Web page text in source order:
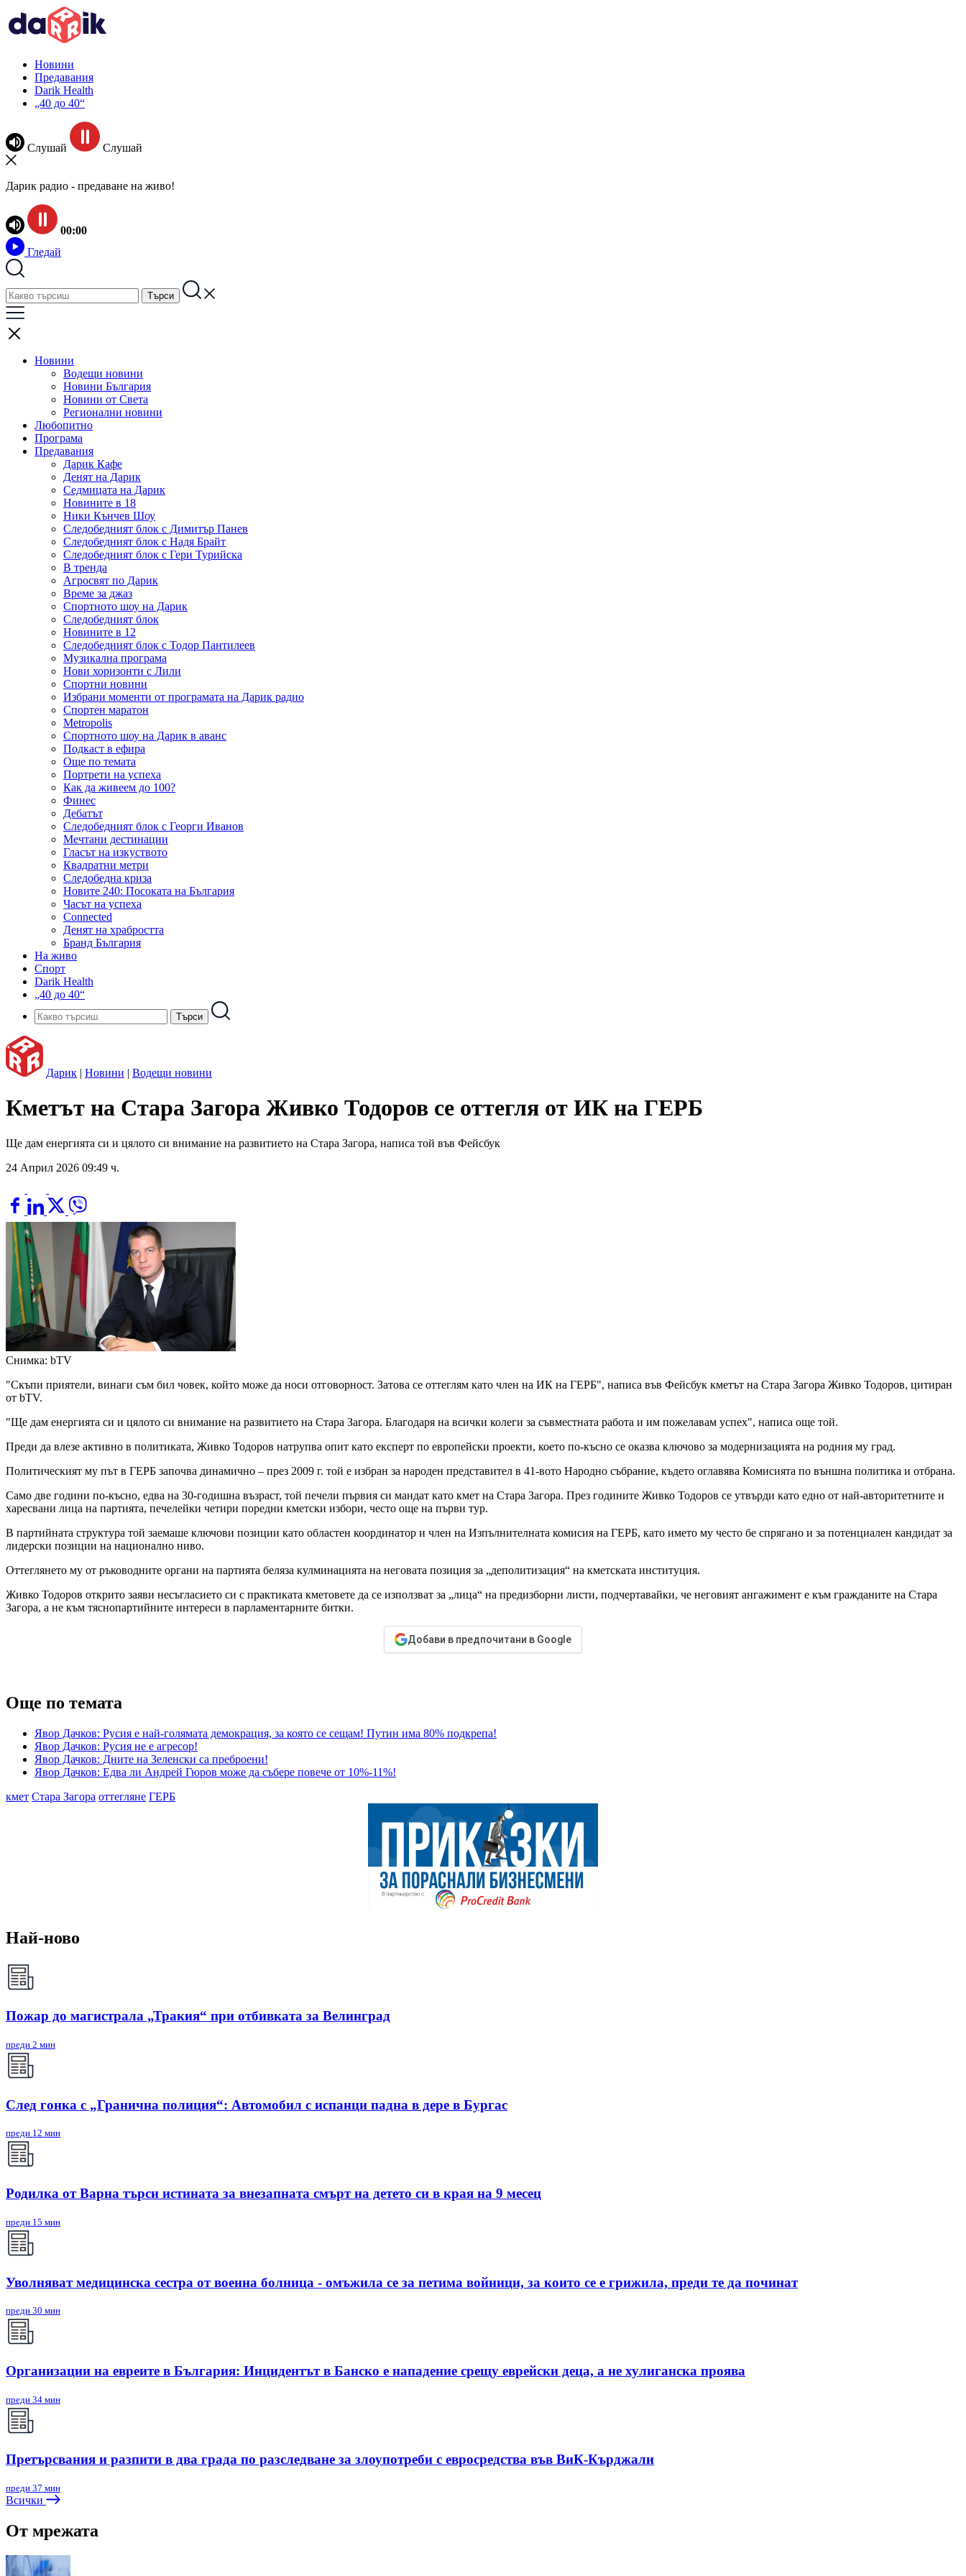
Новини
Предавания
Darik Health
„40 до 40“
Слушай Слушай
Дарик радио - предаване на живо!
00:00
Гледай
Новини
Водещи новини
Новини България
Новини от Света
Регионални новини
Любопитно
Програма
Предавания
Дарик Кафе
Денят на Дарик
Седмицата на Дарик
Новините в 18
Ники Кънчев Шоу
Следобедният блок с Димитър Панев
Следобедният блок с Надя Брайт
Следобедният блок с Гери Турийска
В тренда
Агросвят по Дарик
Време за джаз
Спортното шоу на Дарик
Следобедният блок
Новините в 12
Следобедният блок с Тодор Пантилеев
Музикална програма
Нови хоризонти с Лили
Спортни новини
Избрани моменти от програмата на Дарик радио
Спортен маратон
Metropolis
Спортното шоу на Дарик в аванс
Подкаст в ефира
Още по темата
Портрети на успеха
Как да живеем до 100?
Финес
Дебатът
Следобедният блок с Георги Иванов
Мечтани дестинации
Гласът на изкуството
Квадратни метри
Следобедна криза
Новите 240: Посоката на България
Часът на успеха
Connected
Денят на храбростта
Бранд България
На живо
Спорт
Darik Health
„40 до 40“
Дарик | Новини | Водещи новини
Кметът на Стара Загора Живко Тодоров се оттегля от ИК на ГЕРБ
Ще дам енергията си и цялото си внимание на развитието на Стара Загора, написа той във Фейсбук
24 Април 2026 09:49 ч.
Снимка: bTV
"Скъпи приятели, винаги съм бил човек, който може да носи отговорност. Затова се оттеглям като член на ИК на ГЕРБ", написа във Фейсбук кметът на Стара Загора Живко Тодоров, цитиран
от bTV.
"Ще дам енергията си и цялото си внимание на развитието на Стара Загора. Благодаря на всички колеги за съвместната работа и им пожелавам успех", написа още той.
Преди да влезе активно в политиката, Живко Тодоров натрупва опит като експерт по европейски проекти, което по-късно се оказва ключово за модернизацията на родния му град.
Политическият му път в ГЕРБ започва динамично – през 2009 г. той е избран за народен представител в 41-вото Народно събрание, където оглавява Комисията по външна политика и отбрана.
Само две години по-късно, едва на 30-годишна възраст, той печели първия си мандат като кмет на Стара Загора. През годините Живко Тодоров се утвърди като едно от най-авторитетните и
харесвани лица на партията, печелейки четири поредни кметски избори, често още на първи тур.
В партийната структура той заемаше ключови позиции като областен координатор и член на Изпълнителната комисия на ГЕРБ, като името му често бе спрягано и за потенциален кандидат за
лидерски позиции на национално ниво.
Оттеглянето му от ръководните органи на партията беляза кулминацията на неговата позиция за „деполитизация“ на кметската институция.
Живко Тодоров открито заяви несъгласието си с практиката кметовете да се използват за „лица“ на предизборни листи, подчертавайки, че неговият ангажимент е към гражданите на Стара
Загора, а не към тяснопартийните интереси в парламентарните битки.
Добави в предпочитани в Google
Още по темата
Явор Дачков: Русия е най-голямата демокрация, за която се сещам! Путин има 80% подкрепа!
Явор Дачков: Русия не е агресор!
Явор Дачков: Дните на Зеленски са преброени!
Явор Дачков: Едва ли Андрей Гюров може да събере повече от 10%-11%!
кмет Стара Загора оттегляне ГЕРБ
Най-ново
Пожар до магистрала „Тракия“ при отбивката за Велинград
преди 2 мин
След гонка с „Гранична полиция“: Автомобил с испанци падна в дере в Бургас
преди 12 мин
Родилка от Варна търси истината за внезапната смърт на детето си в края на 9 месец
преди 15 мин
Уволняват медицинска сестра от военна болница - омъжила се за петима войници, за които се е грижила, преди те да починат
преди 30 мин
Организации на евреите в България: Инцидентът в Банско е нападение срещу еврейски деца, а не хулиганска проява
преди 34 мин
Претърсвания и разпити в два града по разследване за злоупотреби с евросредства във ВиК-Кърджали
преди 37 мин
Всички
От мрежата